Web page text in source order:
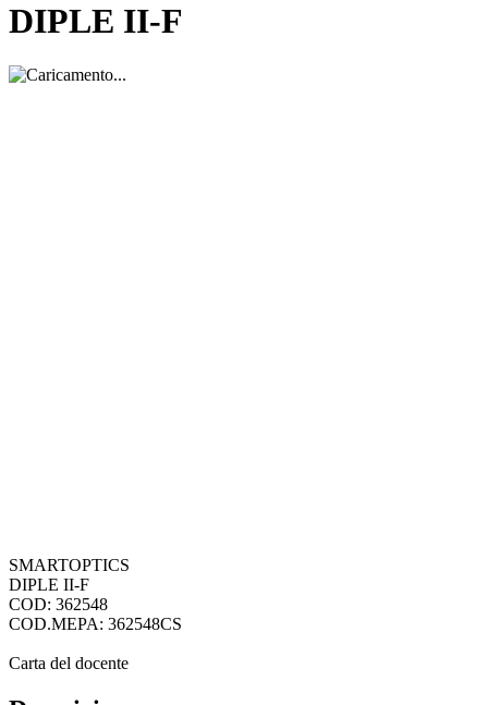
DIPLE II-F
SMARTOPTICS
DIPLE II-F
COD: 362548
COD.MEPA: 362548CS
Carta del docente